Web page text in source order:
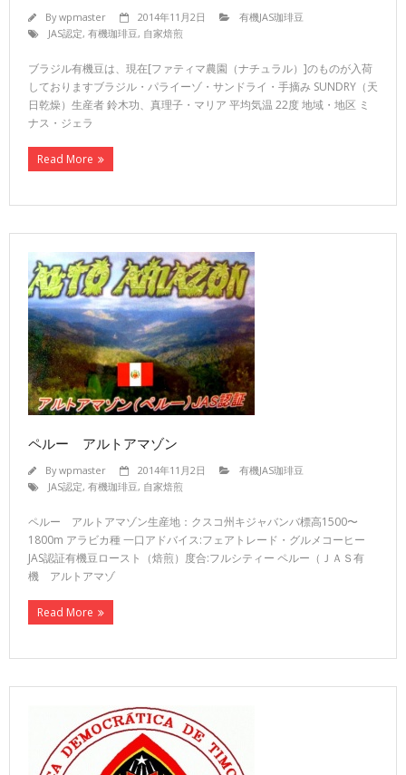
Bywpmaster 2014年11月2日
有機JAS珈琲豆
JAS認定, 有機珈琲豆, 自家焙煎
ブラジル有機豆は、現在[ファティマ農園（ナチュラル）]のものが入荷
しておりますブラジル・パライーゾ・サンドライ・手摘み SUNDRY（天
日乾燥）生産者 鈴木功、真理子・マリア 平均気温 22度 地域・地区 ミ
ナス・ジェラ
Read More
ペルー アルトアマゾン
Bywpmaster 2014年11月2日
有機JAS珈琲豆
JAS認定, 有機珈琲豆, 自家焙煎
ペルー アルトアマゾン生産地：クスコ州キジャバンバ標高1500〜
1800m アラビカ種 一口アドバイス:フェアトレード・グルメコーヒー
JAS認証有機豆ロースト（焙煎）度合:フルシティー ペルー（ＪＡＳ有
機 アルトアマゾ
Read More